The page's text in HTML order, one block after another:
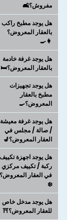
مفروش؟🛋️
هل يوجد مطبخ راكب
بالعقار المعروض؟
👩‍🍳
هل يوجد غرفة خادمة
بالعقار المعروض؟🛏️
هل يوجد تجهيزات
مطبخ بالعقار
المعروض؟🍳
هل يوجد غرفة معيشة
/ صالة / مجلس في
العقار المعروض؟💺
هل يوجد اجهزة تكييف
ركبة / تكييف مركزي
في العقار المعروض؟
❄️
هل يوجد مدخل خاص
للعقار المعروض؟⛩️